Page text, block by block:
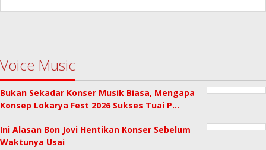
Voice Music
Bukan Sekadar Konser Musik Biasa, Mengapa
Konsep Lokarya Fest 2026 Sukses Tuai P…
Ini Alasan Bon Jovi Hentikan Konser Sebelum
Waktunya Usai